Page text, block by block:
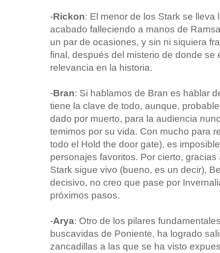
-Rickon: El menor de los Stark se lleva
acabado falleciendo a manos de
un par de ocasiones, y sin ni siquiera
final, después del misterio de donde
relevancia en la historia.
-Bran: Si hablamos de Bran es hablar
tiene la clave de todo, aunque,
dado por muerto, para la audiencia
temimos por su vida. Con mucho para
todo el Hold the door gate), es
personajes favoritos. Por cierto,
Stark sigue vivo (bueno, es un decir),
decisivo, no creo que pase por
próximos pasos.
-Arya: Otro de los pilares
buscavidas de Poniente, ha logrado
zancadillas a las que se ha visto